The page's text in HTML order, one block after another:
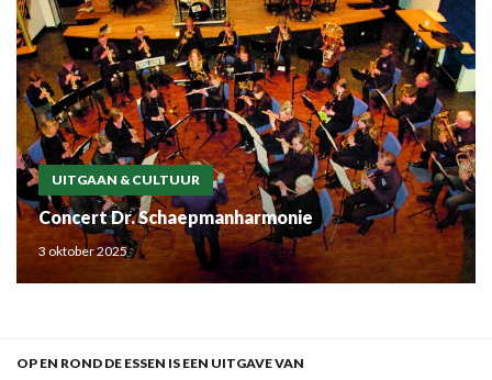
UITGAAN & CULTUUR
Concert Dr. Schaepmanharmonie
3 oktober 2025
OP EN ROND DE ESSEN IS EEN UITGAVE VAN